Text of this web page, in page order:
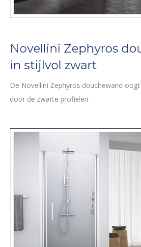
Novellini Zephyros
in stijlvol zwart
De Novellini Zephyros douchewand
door de zwarte profielen.